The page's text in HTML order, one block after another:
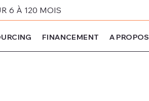
6 À 120 MOIS
FINANCEMENT A PROPOS